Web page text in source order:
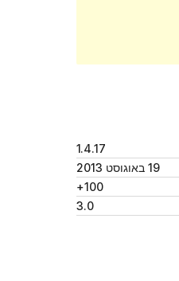
1.4.17
19 באוגוסט 2013
100+
3.0